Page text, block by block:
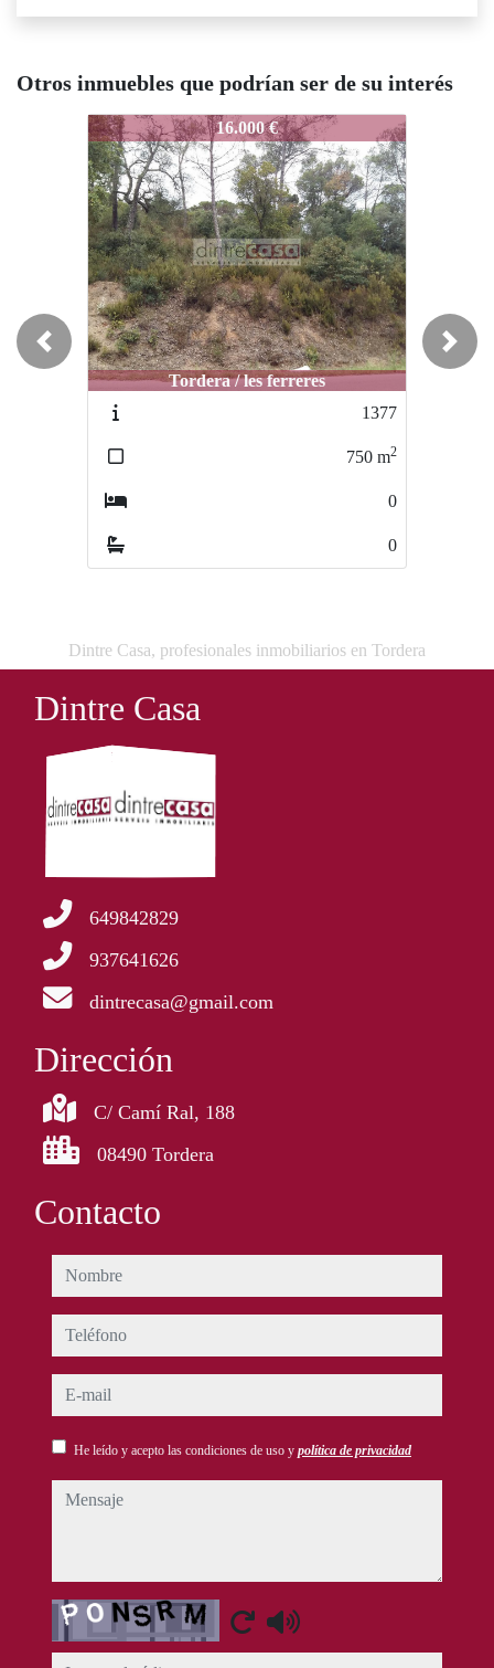
Otros inmuebles que podrían ser de su interés
2285
16.000 €
Tordera / les ferreres
1377
750m2
2285 32.000 €
Tordera / centro
Previous Next
Dintre Casa, profesionales inmobiliarios en Tordera
Dintre Casa
649842829
937641626
dintrecasa@gmail.com
Dirección
C/ Camí Ral, 188
08490 Tordera
Contacto
nombre
teléfono
e-mail
He leído y acepto las condiciones de uso y política de privacidad
mensaje
Captcha